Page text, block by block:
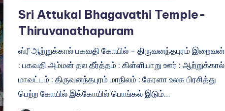
Sri Attukal Bhagavathi Temple-
Thiruvanathapuram
ஸ்ரீ ஆற்றுக்கால் பகவதி கோயில் - திருவனந்தபுரம் இறைவன்
: பகவதி அம்மன் தல தீர்த்தம் : கிள்ளியாறு ஊர் : ஆற்றுக்கால்
மாவட்டம் : திருவனந்தபுரம் மாநிலம் : கேரளா உலக பிரசித்து
பெற்ற கோயில் இக்கோயில் பொங்கல் இடும்…